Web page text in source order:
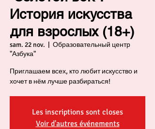
История искусства
для взрослых (18+)
sam. 22 nov.
  |
Образовательный центр
"Азбука"
Приглашаем всех, кто любит искусство и
хочет в нём лучше разбираться!
Les inscriptions sont closes
Voir d'autres événements